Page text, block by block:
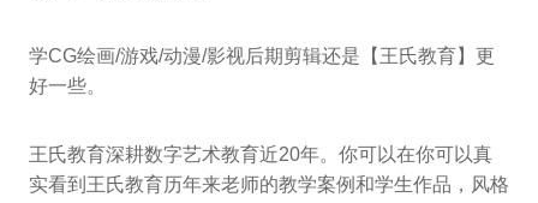
学CG绘画/游戏/动漫/影视后期剪辑还是【王氏教育】更
好一些。
王氏教育深耕数字艺术教育近20年。你可以在你可以真
实看到王氏教育历年来老师的教学案例和学生作品，风格